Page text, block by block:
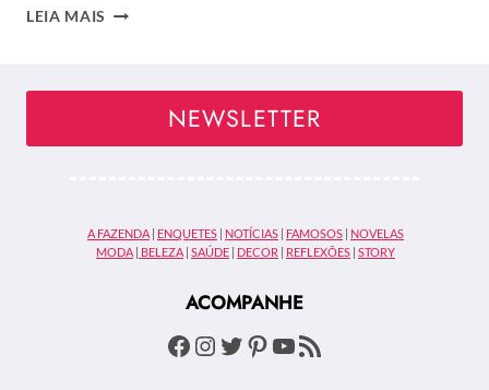
LEIA MAIS FAUSTÃO
ENTENDA
SEU
E
COMO
CONSEGUIU
NEWSLETTER
A FAZENDA ENQUETES NOTÍCIAS FAMOSOS
NOVELAS
MODA
BELEZA SAÚDE DECOR REFLEXÕES STORY
ACOMPANHE
Facebook
Instagram
Twitter
Pinterest
Youtube
Feed RSS